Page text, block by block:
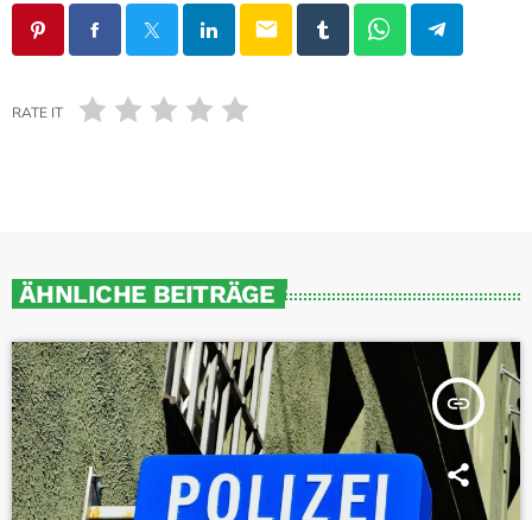
email
RATE IT
ÄHNLICHE BEITRÄGE
insert_link